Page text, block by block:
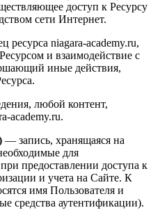
доступ к Ресурсу
сети Интернет.
ресурса niagara-academy.ru,
и взаимодействие с
иные действия,
любой контент,
academy.ru.
— запись, хранящаяся на
для
предоставлении доступа к
и учета на Сайте. К
имя Пользователя и
средства аутентификации).